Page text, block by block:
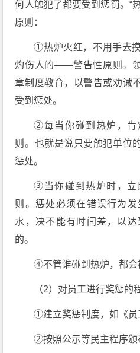
何人触犯了都要受到惩罚。“
原则：
①热炉火红，不用手去
灼伤人的——警告性原则。
章制度教育，以警告或劝诫
受到惩处。
②每当你碰到热炉，
则。也就是说只要触犯单位
惩处。
③当你碰到热炉时，
则。惩处必须在错误行为
水，决不能有时间差，以
的。
④不管谁碰到热炉，都
（2）对员工进行奖惩的
①建立奖惩制度，如《员
②按照公示等民主程序颁